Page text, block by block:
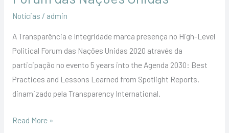
Notícias / admin
A Transparência e Integridade marca presença no High-Level
Political Forum das Nações Unidas 2020 através da
participação no evento 5 years into the Agenda 2030: Best
Practices and Lessons Learned from Spotlight Reports,
dinamizado pela Transparency International.
Read More »